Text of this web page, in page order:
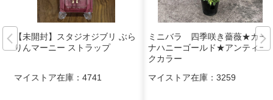
【未開封】スタジオジブリ ぶら
りんマーニー ストラップ
マイストア在庫： 4741
ミニバラ 四季咲き薔薇★カー
ナハニーゴールド★アンティー
クカラー
マイストア在庫： 3259